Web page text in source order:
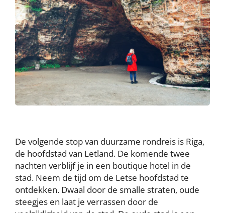
De volgende stop van duurzame rondreis is Riga,
de hoofdstad van Letland. De komende twee
nachten verblijf je in een boutique hotel in de
stad. Neem de tijd om de Letse hoofdstad te
ontdekken. Dwaal door de smalle straten, oude
steegjes en laat je verrassen door de